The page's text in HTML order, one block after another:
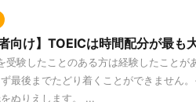
者向け】TOEICは時間配分が最
受験したことのある方は経験したこと
最後までたどり着くことができません
ぬりえします。 ...